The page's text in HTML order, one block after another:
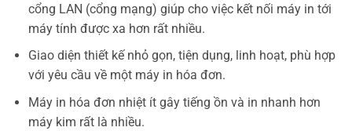
cổng LAN (cổng mạng) giúp cho việc kết nối máy in tới
máy tính được xa hơn rất nhiều.
Giao diện thiết kế nhỏ gọn, tiện dụng, linh hoạt, phù hợp
với yêu cầu về một máy in hóa đơn.
Máy in hóa đơn nhiệt ít gây tiếng ồn và in nhanh hơn
máy kim rất là nhiều.